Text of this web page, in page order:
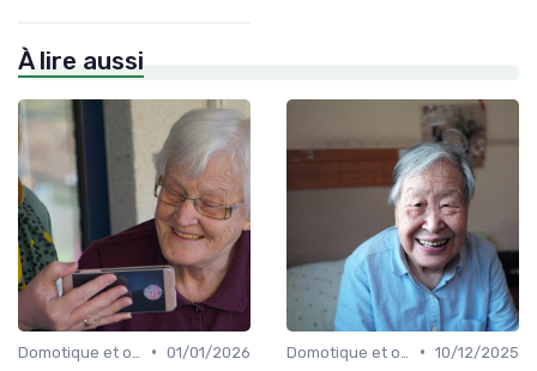
À lire aussi
• 01/01/2026
• 10/12/2025